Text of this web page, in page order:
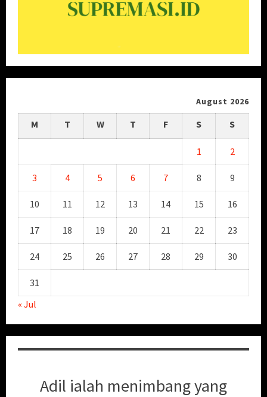
August 2026
M T W T F S S
1 2
3 4 5 6 7 8 9
10 11 12 13 14 15 16
17 18 19 20 21 22 23
24 25 26 27 28 29 30
31
« Jul
Adil ialah menimbang yang